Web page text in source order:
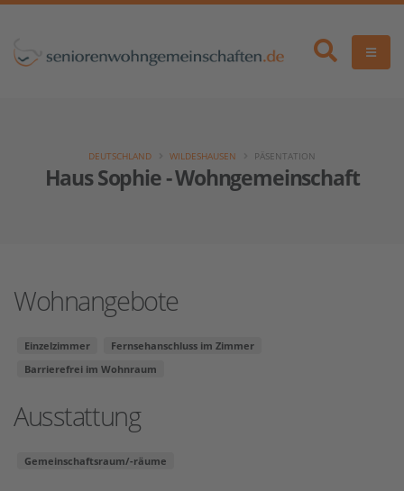
Haus Sophie - Wohngemeinschaft
DEUTSCHLAND WILDESHAUSEN PÄSENTATION
Wohnangebote
Einzelzimmer
Fernsehanschluss im Zimmer
Barrierefrei im Wohnraum
Ausstattung
Gemeinschaftsraum/-räume